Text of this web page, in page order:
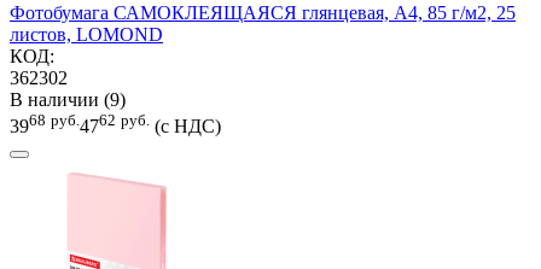
Фотобумага САМОКЛЕЯЩАЯСЯ глянцевая, А4, 85 г/м2, 25
листов, LOMOND
КОД:
362302
В наличии (9)
3968 руб. 4762 руб. (с НДС)